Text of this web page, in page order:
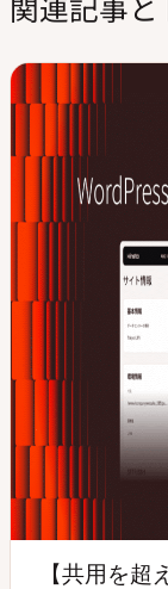
イ
e
I
t
r
【共用を